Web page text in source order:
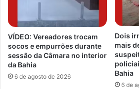
VÍDEO: Vereadores trocam
socos e empurrões durante
sessão da Câmara no interior
da Bahia
6 de agosto de 2026
Dois
mais
Bahia
6 de